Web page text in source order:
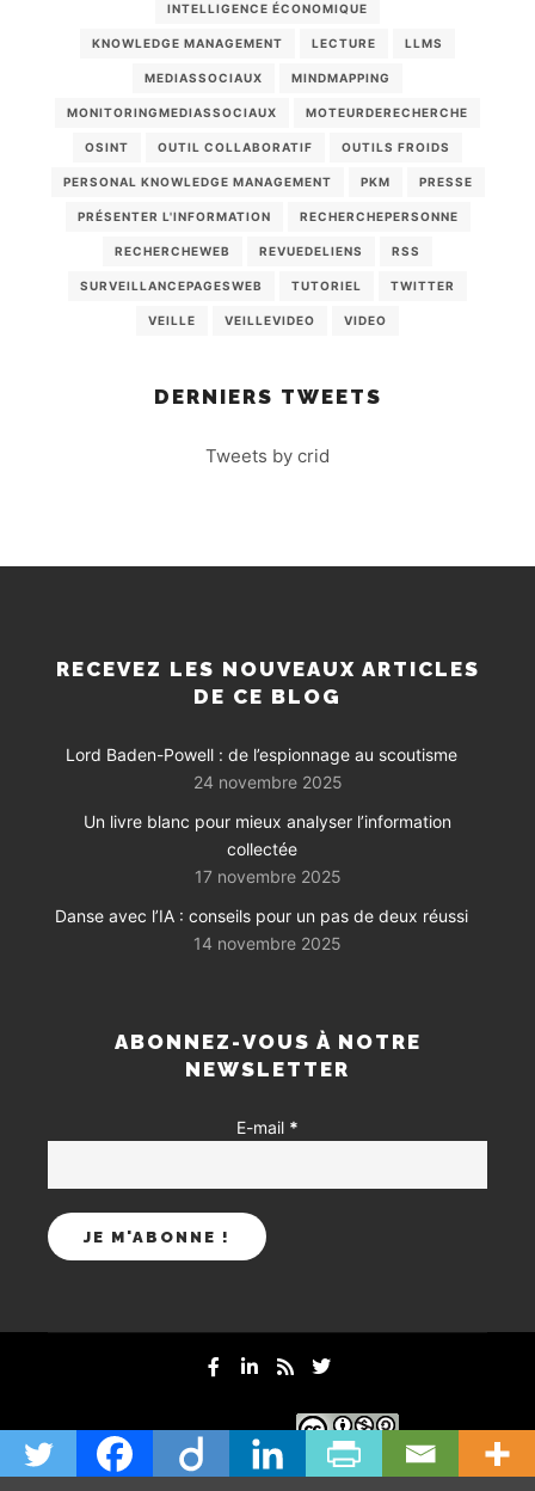
INTELLIGENCE ÉCONOMIQUE
KNOWLEDGE MANAGEMENT LECTURE LLMS
MEDIASSOCIAUX MINDMAPPING
MONITORINGMEDIASSOCIAUX MOTEURDERECHERCHE
OSINT OUTIL COLLABORATIF OUTILS FROIDS
PERSONAL KNOWLEDGE MANAGEMENT PKM PRESSE
PRÉSENTER L'INFORMATION RECHERCHEPERSONNE
RECHERCHEWEB REVUEDELIENS RSS
SURVEILLANCEPAGESWEB TUTORIEL TWITTER
VEILLE VEILLEVIDEO VIDEO
DERNIERS TWEETS
Tweets by crid
RECEVEZ LES NOUVEAUX ARTICLES
DE CE BLOG
Lord Baden-Powell : de l’espionnage au scoutisme
24 novembre 2025
Un livre blanc pour mieux analyser l’information
collectée
17 novembre 2025
Danse avec l’IA : conseils pour un pas de deux réussi
14 novembre 2025
ABONNEZ-VOUS À NOTRE
NEWSLETTER
E-mail *
mentions-legales